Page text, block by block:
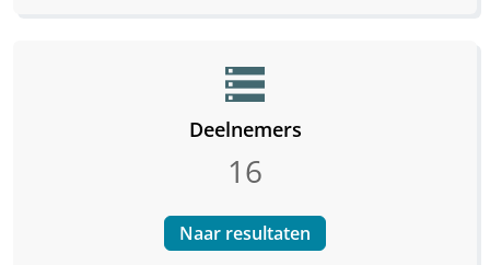
storage
Deelnemers
16
Naar resultaten